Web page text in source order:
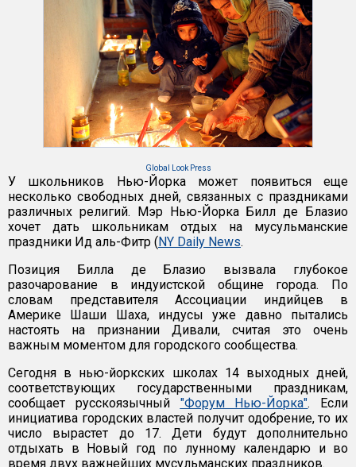
Global Look Press
У школьников Нью-Йорка может появиться еще
несколько свободных дней, связанных с праздниками
различных религий. Мэр Нью-Йорка Билл де Блазио
хочет дать школьникам отдых на мусульманские
праздники Ид аль-Фитр (NY Daily News.
Позиция Билла де Блазио вызвала глубокое
разочарование в индуистской общине города. По
словам представителя Ассоциации индийцев в
Америке Шаши Шаха, индусы уже давно пытались
настоять на признании Дивали, считая это очень
важным моментом для городского сообщества.
Сегодня в нью-йоркских школах 14 выходных дней,
соответствующих государственными праздникам,
сообщает русскоязычный "Форум Нью-Йорка". Если
инициатива городских властей получит одобрение, то их
число вырастет до 17. Дети будут дополнительно
отдыхать в Новый год по лунному календарю и во
время двух важнейших мусульманских праздников.